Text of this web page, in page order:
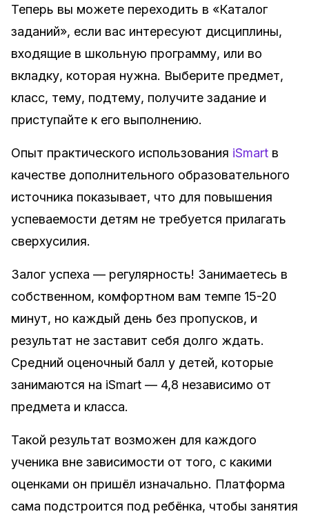
Теперь вы можете переходить в «Каталог
заданий», если вас интересуют дисциплины,
входящие в школьную программу, или во
вкладку, которая нужна. Выберите предмет,
класс, тему, подтему, получите задание и
приступайте к его выполнению.
Опыт практического использования iSmartв
качестве дополнительного образовательного
источника показывает, что для повышения
успеваемости детям не требуется прилагать
сверхусилия.
Залог успеха — регулярность! Занимаетесь в
собственном, комфортном вам темпе 15-20
минут, но каждый день без пропусков, и
результат не заставит себя долго ждать.
Средний оценочный балл у детей, которые
занимаются на iSmart — 4,8 независимо от
предмета и класса.
Такой результат возможен для каждого
ученика вне зависимости от того, с какими
оценками он пришёл изначально. Платформа
сама подстроится под ребёнка, чтобы занятия